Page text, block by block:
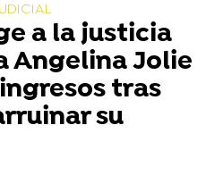
a la justicia
Angelina Jolie
tras
su